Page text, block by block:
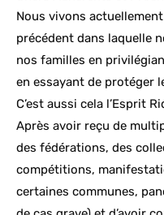
Nous vivons
précédent dans laquelle
nos familles en
en essayant de protéger
C’est aussi cela l’Esprit
Après avoir reçu de
des fédérations, des
compétitions,
certaines communes,